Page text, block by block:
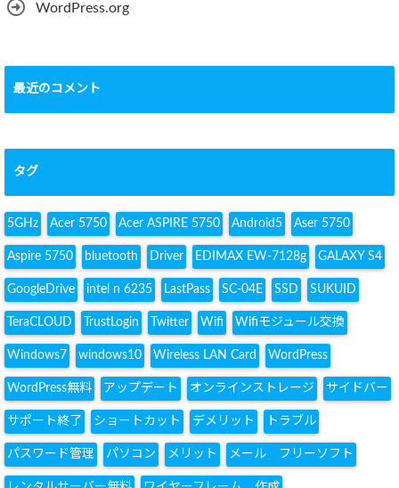
WordPress.org
最近のコメント
タグ
5GHz Acer 5750 Acer ASPIRE 5750 Android5 Aser 5750
Aspire 5750 bluetooth Driver EDIMAX EW-7128g GALAXY S4
GoogleDrive intel n 6235 LastPass SC-04E SSD SUKUID
TeraCLOUD TrustLogin Twitter Wifi Wifiモジュール交換
Windows7 windows10 Wireless LAN Card WordPress
WordPress無料 アップデート オンラインストレージ サイドバー
サポート終了 ショートカット デメリット トラブル
パスワード管理 パソコン メリット メール フリーソフト